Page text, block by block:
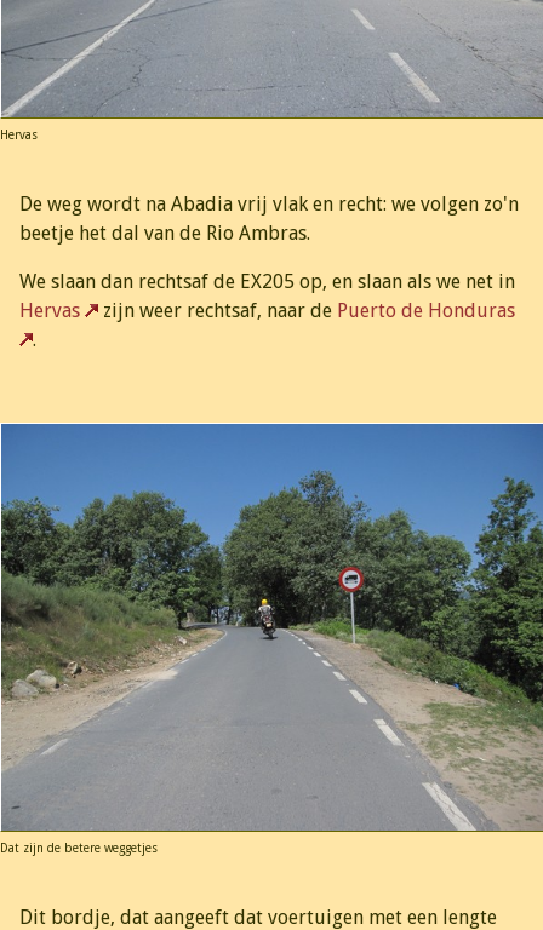
Hervas
De weg wordt na Abadia vrij vlak en recht: we volgen zo'n
beetje het dal van de Rio Ambras.
We slaan dan rechtsaf de EX205 op, en slaan als we net in
Hervas
zijn weer rechtsaf, naar de Puerto de Honduras
.
Dat zijn de betere weggetjes
Dit bordje, dat aangeeft dat voertuigen met een lengte